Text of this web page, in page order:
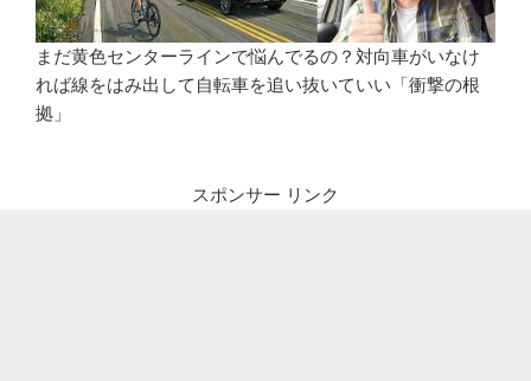
まだ黄色センターラインで悩んでるの？対向車がいなけ
れば線をはみ出して自転車を追い抜いていい「衝撃の根
拠」
スポンサー リンク